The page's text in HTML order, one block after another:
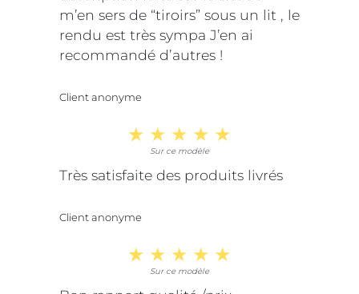
m’en sers de “tiroirs” sous un lit , le
rendu est très sympa J’en ai
recommandé d’autres !
Client anonyme
Sur ce modèle
Très satisfaite des produits livrés
Client anonyme
Sur ce modèle